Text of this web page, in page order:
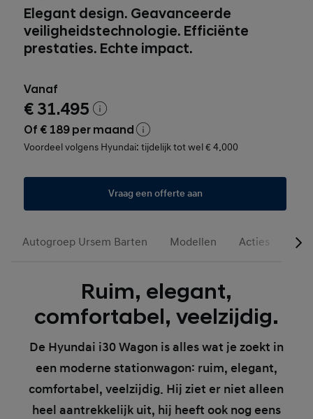
Elegant design. Geavanceerde
veiligheidstechnologie. Efficiënte
prestaties. Echte impact.
Vanaf
€ 31.495
Of € 189 per maand
Voordeel volgens Hyundai: tijdelijk tot wel € 4.000
Vraag een offerte aan
Autogroep Ursem Barten Modellen Acties
Ruim, elegant,
comfortabel, veelzijdig.
De Hyundai i30 Wagon is alles wat je zoekt in
een moderne stationwagon: ruim, elegant,
comfortabel, veelzijdig. Hij ziet er niet alleen
heel aantrekkelijk uit, hij heeft ook nog eens